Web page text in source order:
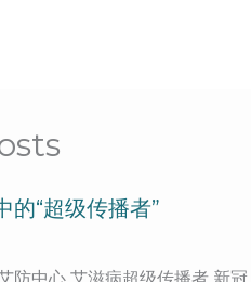
的“超级传播者”